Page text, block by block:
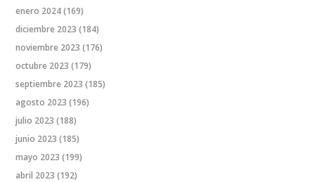
enero 2024(169)
diciembre 2023 (184)
noviembre 2023 (176)
octubre 2023 (179)
septiembre 2023 (185)
agosto 2023 (196)
julio 2023 (188)
junio 2023 (185)
mayo 2023 (199)
abril 2023 (192)